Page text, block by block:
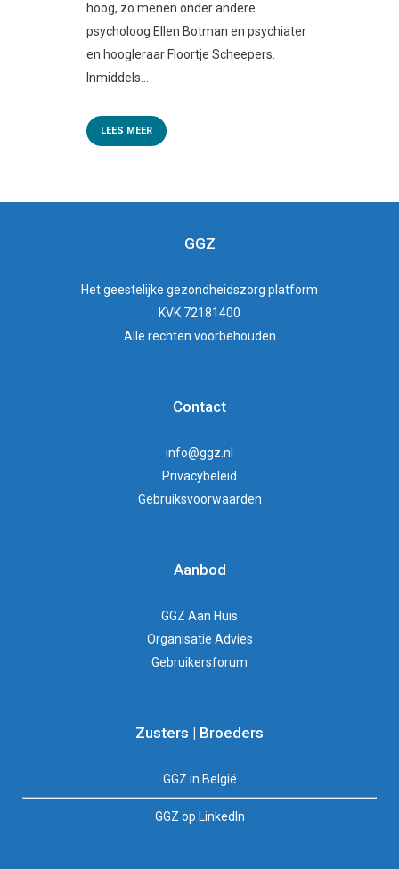
hoog, zo menen onder andere
psycholoog Ellen Botman en psychiater
en hoogleraar Floortje Scheepers.
Inmiddels...
LEES MEER
GGZ
Hetgeestelijke gezondheidszorg platform
KVK 72181400
Alle rechten voorbehouden
Contact
info@ggz.nl
Privacybeleid
Gebruiksvoorwaarden
Aanbod
GGZ Aan Huis
Organisatie Advies
Gebruikersforum
Zusters | Broeders
GGZ in België
GGZ op LinkedIn